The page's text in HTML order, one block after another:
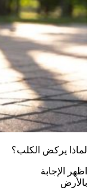
لماذا يركض الكلب؟
اظهر الإجابة
بالأرض